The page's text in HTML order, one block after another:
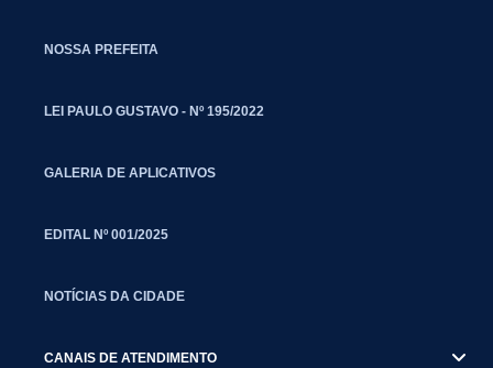
NOSSA PREFEITA
LEI PAULO GUSTAVO - Nº 195/2022
GALERIA DE APLICATIVOS
EDITAL Nº 001/2025
NOTÍCIAS DA CIDADE
CANAIS DE ATENDIMENTO